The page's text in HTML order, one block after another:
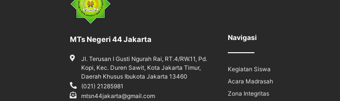
MTs Negeri 44 Jakarta
Jl. Terusan I Gusti Ngurah Rai, RT.4/RW.11, Pd.
Kopi, Kec. Duren Sawit, Kota Jakarta Timur,
Daerah Khusus Ibukota Jakarta 13460
(021) 21285981
mtsn44jakarta@gmail.com
Navigasi
Kegiatan Siswa
Acara Madrasah
Zona Integritas